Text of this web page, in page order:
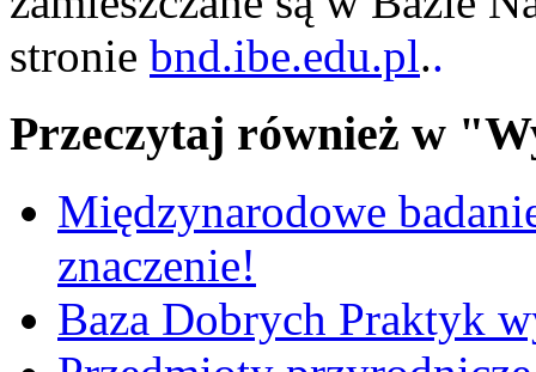
stronie bnd.ibe.edu.pl..
Przeczytaj również w
Międzynarodowe
znaczenie!
Baza Dobrych Praktyk